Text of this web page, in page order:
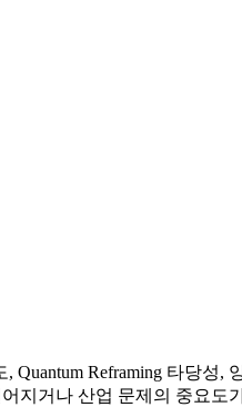
Reframing 타당성,
지거나 산업 문제의 중요도